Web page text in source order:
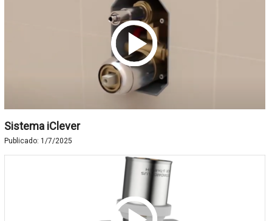
Sistema iClever
Publicado: 1/7/2025